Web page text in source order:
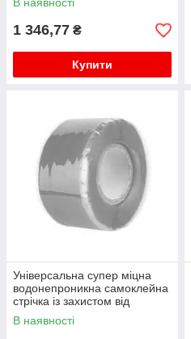
1 346,77 ₴
Купити
Універсальна супер міцна
водонепроникна самоклейна
стрічка із захистом від
протікання, 1.5м сірий
В наявності